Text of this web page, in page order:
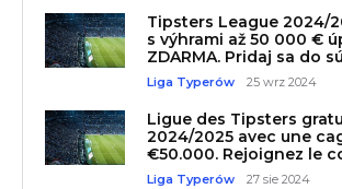
Tipsters League 2024/
s výhrami až 50 000 €
ZDARMA. Pridaj sa do
Liga Typerów 25 wrz 2024
Ligue des Tipsters
2024/2025 avec une
€50.000. Rejoignez le
Liga Typerów 27 sie 2024